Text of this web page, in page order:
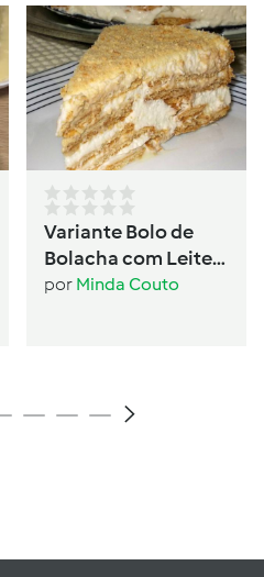
Variante Bolo de
Bolacha com Leite
Condensado
por Minda Couto